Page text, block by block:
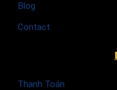
Blog
Contact
Thanh Toán